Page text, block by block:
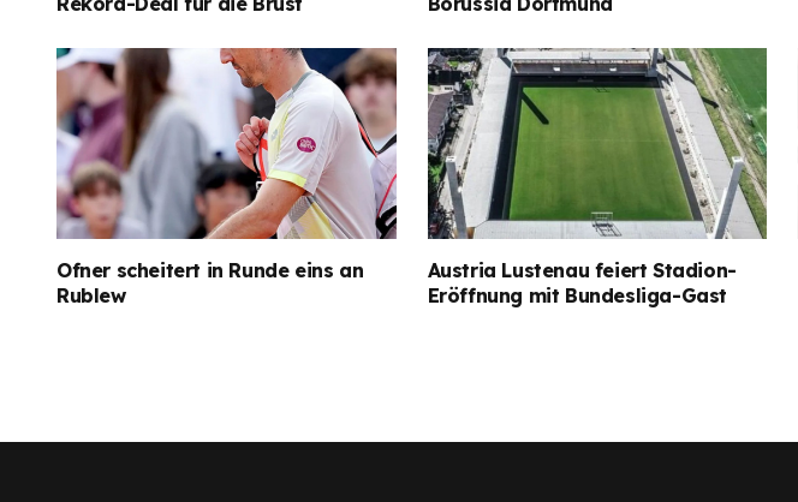
Ofner scheitert in Runde eins an
Rublew
Austria Lustenau feiert Stadion-
Eröffnung mit Bundesliga-Gast